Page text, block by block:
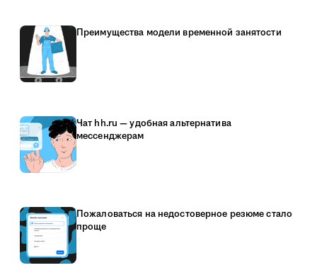
Преимущества модели временной занятости
Чат hh.ru — удобная альтернатива
мессенджерам
Пожаловаться на недостоверное резюме стало
проще